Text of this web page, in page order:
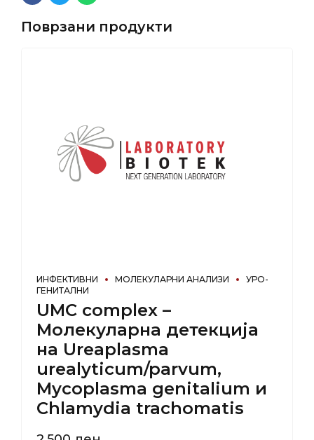
Поврзани продукти
ИНФЕКТИВНИ МОЛЕКУЛАРНИ АНАЛИЗИ
УРО-
ГЕНИТАЛНИ
UMC complex –
Молекуларна детекција
на Ureaplasma
urealyticum/parvum,
Mycoplasma genitalium и
Chlamydia trachomatis